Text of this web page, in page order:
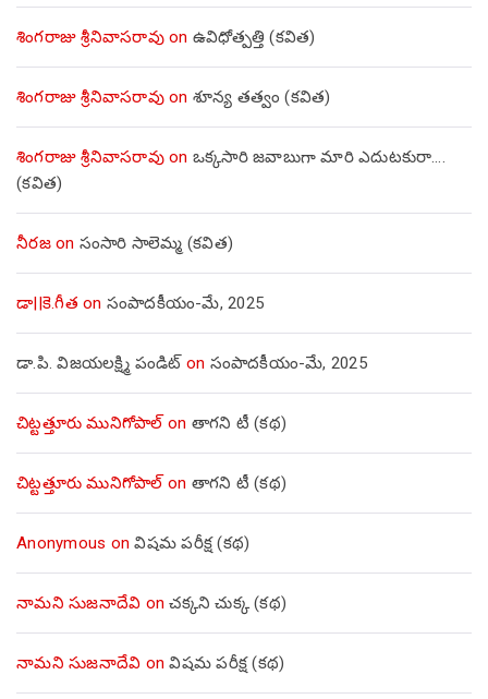
శింగరాజు శ్రీనివాసరావుon ఉవిధోత్పత్తి (కవిత)
శింగరాజు శ్రీనివాసరావుon శూన్య తత్వం (కవిత)
శింగరాజు శ్రీనివాసరావుon ఒక్కసారి జవాబుగా మారి ఎదుటకురా….
(కవిత)
నీరజon సంసారి సాలెమ్మ (కవిత)
డా||కె.గీత on సంపాదకీయం-మే, 2025
డా.పి. విజయలక్ష్మి పండిట్ on సంపాదకీయం-మే, 2025
చిట్టత్తూరు మునిగోపాల్on తాగని టీ (కథ)
చిట్టత్తూరు మునిగోపాల్on తాగని టీ (కథ)
Anonymous onవిషమ పరీక్ష (క‌థ‌)
నామని సుజనాదేవి onచక్కని చుక్క (కథ)
నామని సుజనాదేవి onవిషమ పరీక్ష (క‌థ‌)